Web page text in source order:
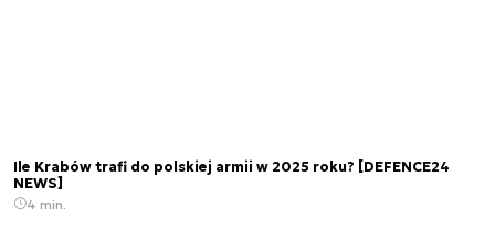
Ile Krabów trafi do polskiej armii w 2025 roku? [DEFENCE24
NEWS]
4 min.